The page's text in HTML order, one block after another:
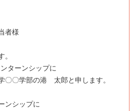
者様
。
ターンシップに
〇〇学部の港 太郎と申します。
ンシップに